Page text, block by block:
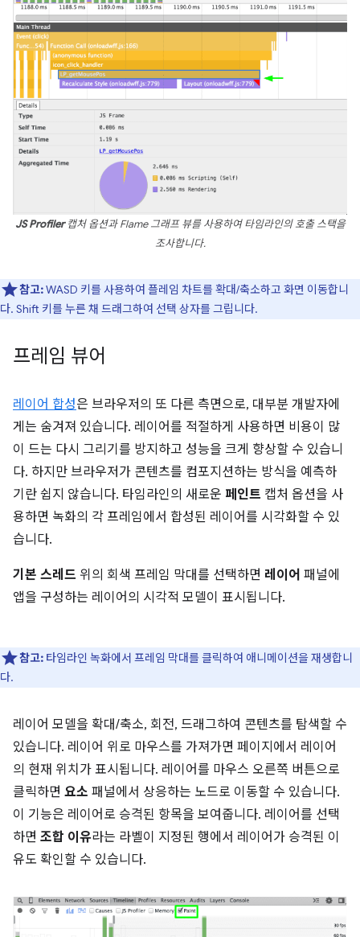
JS Profiler캡처 옵션과 Flame 그래프 뷰를 사용하여 타임라인의 호출 스택을
조사합니다.
참고:WASD 키를 사용하여 플레임 차트를 확대/축소하고 화면 이동합니
다. Shift 키를 누른 채 드래그하여 선택 상자를 그립니다.
프레임 뷰어
레이어 합성은 브라우저의 또 다른 측면으로, 대부분 개발자에
게는 숨겨져 있습니다. 레이어를 적절하게 사용하면 비용이 많
이 드는 다시 그리기를 방지하고 성능을 크게 향상할 수 있습니
다. 하지만 브라우저가 콘텐츠를 컴포지션하는 방식을 예측하
기란 쉽지 않습니다. 타임라인의 새로운 페인트 캡처 옵션을 사
용하면 녹화의 각 프레임에서 합성된 레이어를 시각화할 수 있
습니다.
기본 스레드 위의 회색 프레임 막대를 선택하면 레이어 패널에
앱을 구성하는 레이어의 시각적 모델이 표시됩니다.
참고: 타임라인 녹화에서 프레임 막대를 클릭하여 애니메이션을 재생합니
다.
레이어 모델을 확대/축소, 회전, 드래그하여 콘텐츠를 탐색할 수
있습니다. 레이어 위로 마우스를 가져가면 페이지에서 레이어
의 현재 위치가 표시됩니다. 레이어를 마우스 오른쪽 버튼으로
클릭하면 요소 패널에서 상응하는 노드로 이동할 수 있습니다.
이 기능은 레이어로 승격된 항목을 보여줍니다. 레이어를 선택
하면 조합 이유라는 라벨이 지정된 행에서 레이어가 승격된 이
유도 확인할 수 있습니다.